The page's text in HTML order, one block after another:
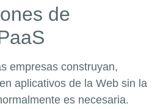
de
empresas construyan,
aplicativos de la Web sin la
es necesaria.